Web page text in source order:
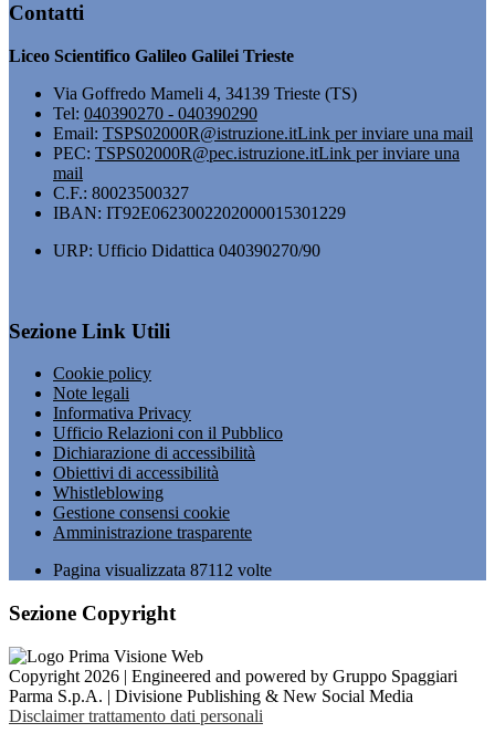
Contatti
Liceo Scientifico Galileo Galilei Trieste
Via Goffredo Mameli 4, 34139 Trieste (TS)
Tel: 040390270 - 040390290
Email: TSPS02000R@istruzione.itLink per inviare una mail
PEC: TSPS02000R@pec.istruzione.itLink per inviare una
mail
C.F.: 80023500327
IBAN: IT92E0623002202000015301229
URP: Ufficio Didattica 040390270/90
Sezione Link Utili
Cookie policy
Note legali
Informativa Privacy
Ufficio Relazioni con il Pubblico
Dichiarazione di accessibilità
Obiettivi di accessibilità
Whistleblowing
Gestione consensi cookie
Amministrazione trasparente
Pagina visualizzata 87112 volte
Sezione Copyright
Copyright 2026 | Engineered and powered by Gruppo Spaggiari
Parma S.p.A. | Divisione Publishing & New Social Media
Disclaimer trattamento dati personali